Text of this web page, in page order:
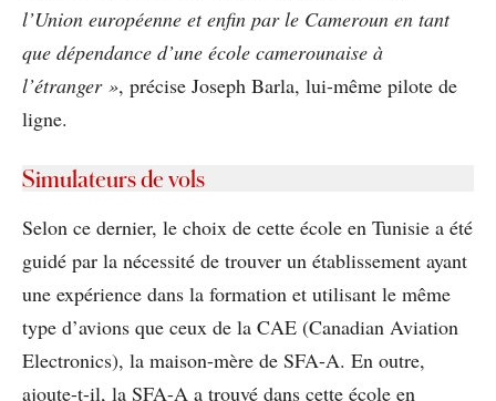
l’Union européenne et enfin par le Cameroun en tant
que dépendance d’une école camerounaise à
l’étranger », précise Joseph Barla, lui-même pilote de
ligne.
Simulateurs de vols
Selon ce dernier, le choix de cette école en Tunisie a été
guidé par la nécessité de trouver un établissement ayant
une expérience dans la formation et utilisant le même
type d’avions que ceux de la CAE (Canadian Aviation
Electronics), la maison-mère de SFA-A. En outre,
ajoute-t-il, la SFA-A a trouvé dans cette école en